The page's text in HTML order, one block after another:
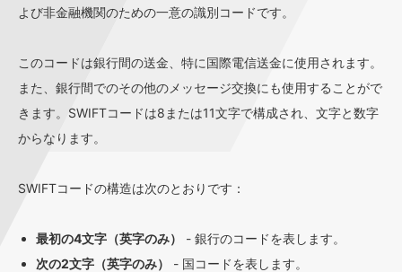
よび非金融機関のための一意の識別コードです。
このコードは銀行間の送金、特に国際電信送金に使用されます。
また、銀行間でのその他のメッセージ交換にも使用することがで
きます。SWIFTコードは8または11文字で構成され、文字と数字
からなります。
SWIFTコードの構造は次のとおりです：
最初の4文字（英字のみ）
- 銀行のコードを表します。
次の2文字（英字のみ）
- 国コードを表します。